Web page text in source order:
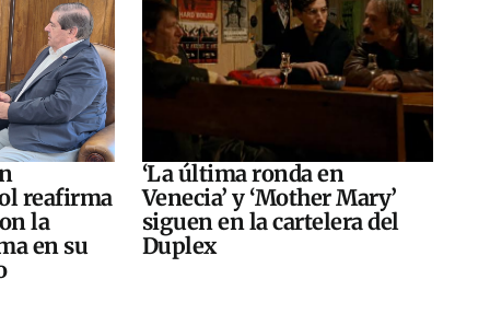
reafirma
la
en su
‘La última ronda en
Venecia’ y ‘Mother Mary’
siguen en la cartelera del
Duplex